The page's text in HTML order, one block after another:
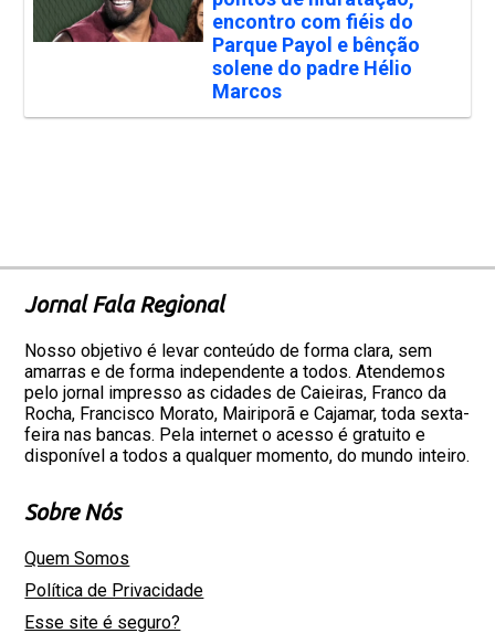
encontro com fiéis do
Parque Payol e bênção
solene do padre Hélio
Marcos
Jornal Fala Regional
Nosso objetivo é levar conteúdo de forma clara, sem
amarras e de forma independente a todos. Atendemos
pelo jornal impresso as cidades de Caieiras, Franco da
Rocha, Francisco Morato, Mairiporã e Cajamar, toda sexta-
feira nas bancas. Pela internet o acesso é gratuito e
disponível a todos a qualquer momento, do mundo inteiro.
Sobre Nós
Quem Somos
Política de Privacidade
Esse site é seguro?